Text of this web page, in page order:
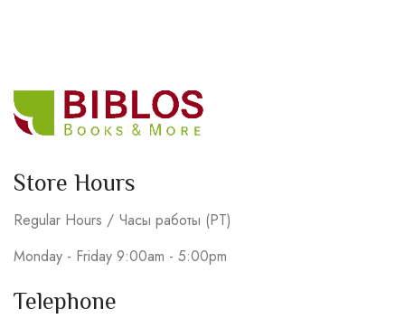
Store Hours
Regular Hours / Часы работы (PT)
Monday - Friday 9:00am - 5:00pm
Telephone